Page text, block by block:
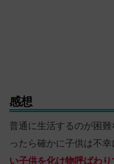
感想
普通に生活するのが困
ったら確かに子供は不
い子供を化け物呼ばわ